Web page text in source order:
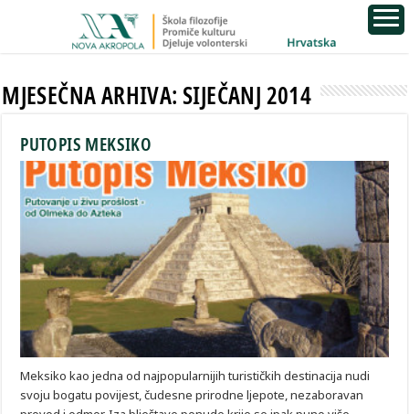
MJESEČNA ARHIVA:SIJEČANJ 2014
PUTOPIS MEKSIKO
Meksiko kao jedna od najpopularnijih turističkih destinacija nudi
svoju bogatu povijest, čudesne prirodne ljepote, nezaboravan